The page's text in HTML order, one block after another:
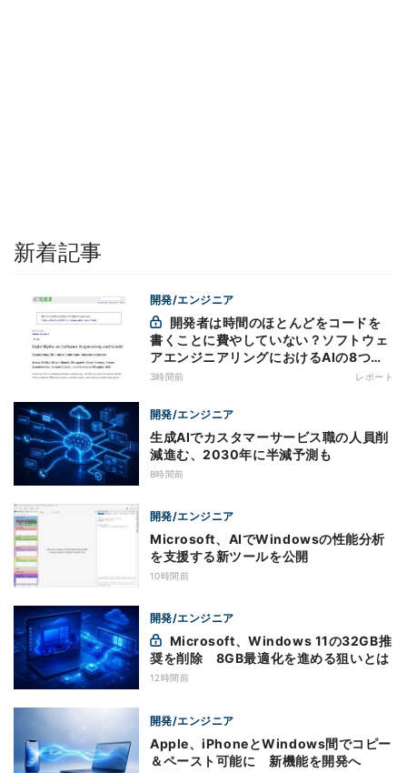
新着記事
開発/エンジニア
書くことに費やしていない？ソフトウェ
アエンジニアリングにおけるAIの8つの
神話への賛否
3時間前 レポート
開発/エンジニア
生成AIでカスタマーサービス職の人員削
減進む、2030年に半減予測も
8時間前
開発/エンジニア
Microsoft、AIでWindowsの性能分析
を支援する新ツールを公開
10時間前
開発/エンジニア
奨を削除 8GB最適化を進める狙いとは
12時間前
開発/エンジニア
Apple、iPhoneとWindows間でコピー
＆ペースト可能に 新機能を開発へ